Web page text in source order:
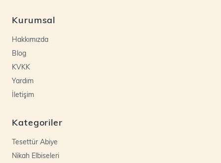
Kurumsal
Hakkımızda
Blog
KVKK
Yardım
İletişim
Kategoriler
Tesettür Abiye
Nikah Elbiseleri